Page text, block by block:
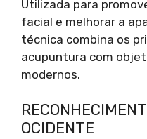
Utilizada para
facial e melhorar a
técnica combina os
acupuntura com
modernos.
OCIDENTE